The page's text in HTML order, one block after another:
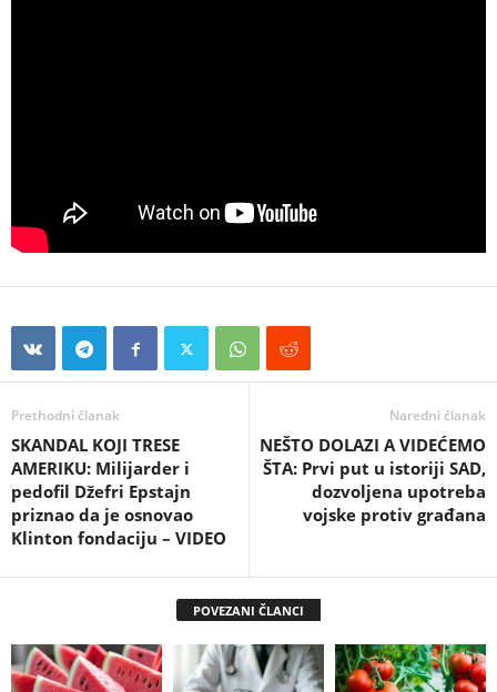
Prethodni članak
SKANDAL KOJI TRESE
AMERIKU: Milijarder i
pedofil Džefri Epstajn
priznao da je osnovao
Klinton fondaciju – VIDEO
Naredni članak
NEŠTO DOLAZI A VIDEĆEMO
ŠTA: Prvi put u istoriji SAD,
dozvoljena upotreba
vojske protiv građana
POVEZANI ČLANCI